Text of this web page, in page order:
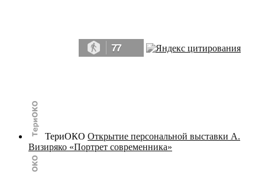
77
ТериОКО Открытие персональной выставки А.
Визиряко «Портрет современника»